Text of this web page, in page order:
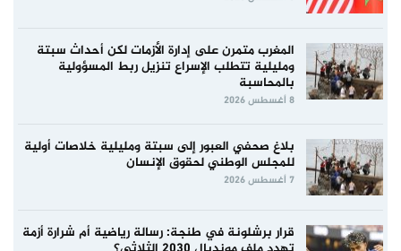
المغرب متمرن على إدارة الأزمات لكن أحداث سبتة
ومليلية تتطلب الإسراع تنزيل ربط المسؤولية
بالمحاسبة
8 أغسطس 2026
بلاغ صحفي العبور إلى سبتة ومليلية خلاصات أولية
للمجلس الوطني لحقوق الإنسان
7 أغسطس 2026
قرار برشلونة في طنجة: رسالة رياضية أم شرارة أزمة